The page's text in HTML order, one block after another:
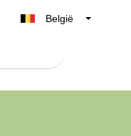
België
Nederland